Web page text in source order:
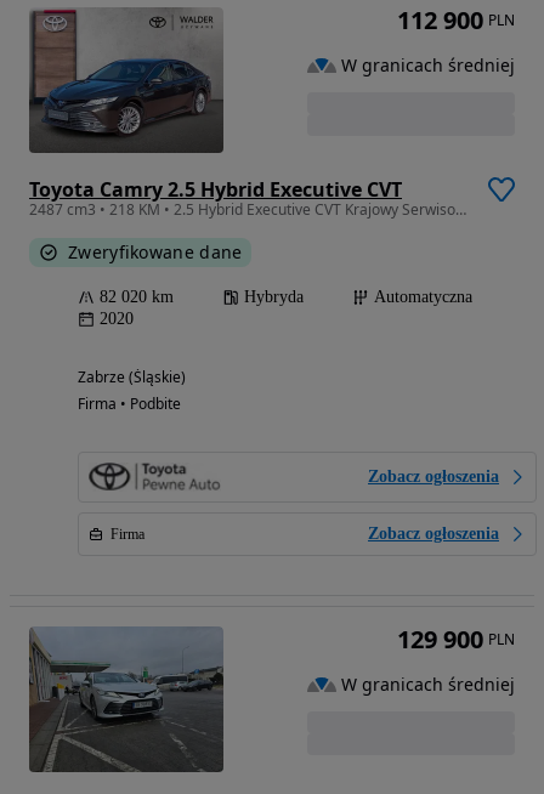
Toyota Camry 2.5 Hybrid Executive CVT
2487 cm3 • 218 KM • 2.5 Hybrid Executive CVT Krajowy Serwisowany Bezwypadkowy FV 23%
Zweryfikowane dane
82 020 km Hybryda
Automatyczna
2020
Zabrze (Śląskie)
Firma • Podbite
Zobacz ogłoszenia
Firma Zobacz ogłoszenia
112 900 PLN
W granicach średniej
129 900 PLN
W granicach średniej